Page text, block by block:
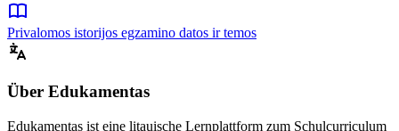
Privalomos istorijos egzamino datos ir temos
Über Edukamentas
Edukamentas ist eine litauische Lernplattform zum Schulcurriculum